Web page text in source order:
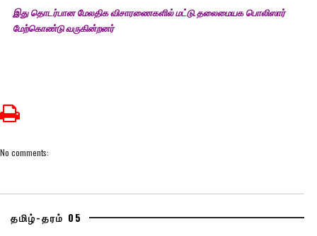
இது தொடர்பான மேலதிக விசாரணைகளில் மட்டு.தலைமையக பொலிஸார்
மேற்கொண்டு வருகின்றனர்
No comments:
தமிழ்-தரம் 05